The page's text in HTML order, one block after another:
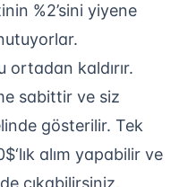
%2’sini yiyene
ortadan kaldırır.
sabittir ve siz
gösterilir. Tek
alım yapabilir ve
çıkabilirsiniz.